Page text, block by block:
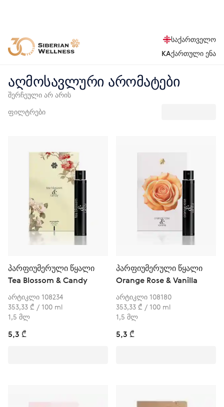
საქართველო
KAქართული ენა
აღმოსავლური არომატები
შერჩეული არ არის
ფილტრები
პარფიუმერული წყალი
Tea Blossom & Candy
არტიკლი 108234
353,33 ₾ / 100 ml
1,5 მლ
5,3 ₾
პარფიუმერული წყალი
Orange Rose & Vanilla
არტიკლი 108180
353,33 ₾ / 100 ml
1,5 მლ
5,3 ₾